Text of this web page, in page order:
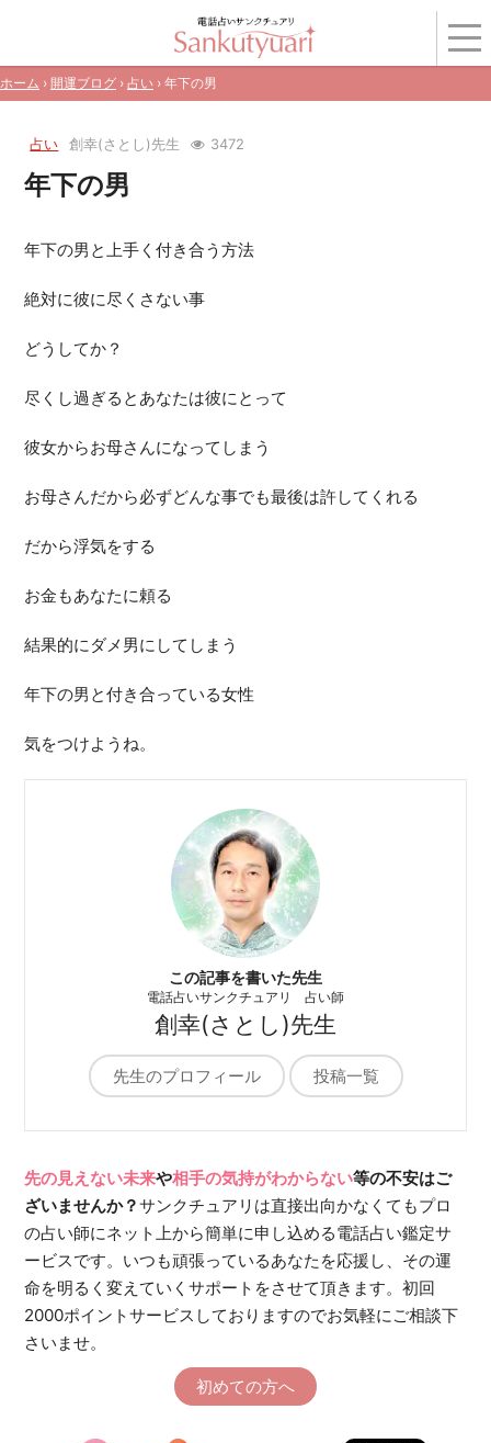
ホーム › 開運ブログ › 占い › 年下の男
占い 創幸(さとし)先生 3472
年下の男
年下の男と上手く付き合う方法
絶対に彼に尽くさない事
どうしてか？
尽くし過ぎるとあなたは彼にとって
彼女からお母さんになってしまう
お母さんだから必ずどんな事でも最後は許してくれる
だから浮気をする
お金もあなたに頼る
結果的にダメ男にしてしまう
年下の男と付き合っている女性
気をつけようね。
この記事を書いた先生
電話占いサンクチュアリ 占い師
創幸(さとし)先生
先生のプロフィール 投稿一覧
先の見えない未来や相手の気持がわからない等の不安はご
ざいませんか？サンクチュアリは直接出向かなくてもプロ
の占い師にネット上から簡単に申し込める電話占い鑑定サ
ービスです。いつも頑張っているあなたを応援し、その運
命を明るく変えていくサポートをさせて頂きます。初回
2000ポイントサービスしておりますのでお気軽にご相談下
さいませ。
初めての方へ